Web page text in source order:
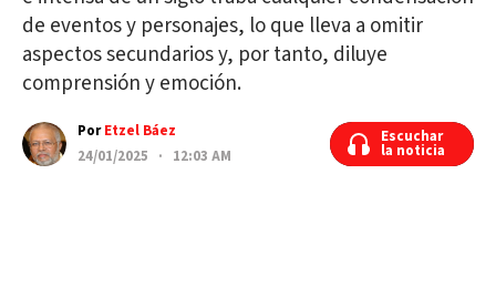
de eventos y personajes, lo que lleva a omitir
aspectos secundarios y, por tanto, diluye
comprensión y emoción.
PorEtzel Báez
24/01/2025 · 12:03 AM
Escuchar
la noticia
Escuchar
la noticia